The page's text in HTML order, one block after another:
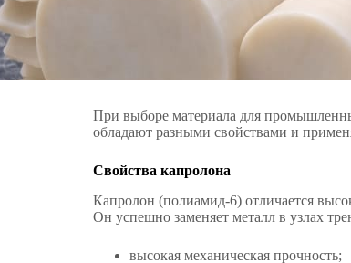
При выборе материала для
обладают разными свойствами и
Свойства капролона
Капролон (полиамид-6) отличается
Он успешно заменяет металл в узлах
высокая механическая прочность;